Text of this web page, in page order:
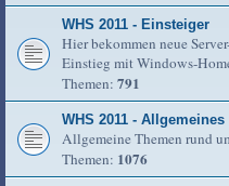
WHS 2011 - Einsteiger
Hier bekommen neue
Einstieg mit Windows-
Themen: 791
WHS 2011 - Allgemeines
Allgemeine Themen rund
Themen: 1076